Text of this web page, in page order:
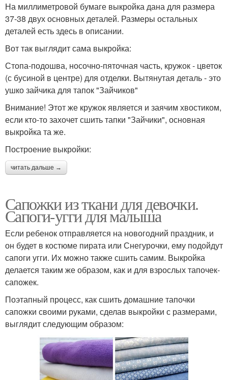
На миллиметровой бумаге выкройка дана для размера
37-38 двух основных деталей. Размеры остальных
деталей есть здесь в описании.
Вот так выглядит сама выкройка:
Стопа-подошва, носочно-пяточная часть, кружок - цветок
(с бусиной в центре) для отделки. Вытянутая деталь - это
ушко зайчика для тапок "Зайчиков"
Внимание! Этот же кружок является и заячим хвостиком,
если кто-то захочет сшить тапки "Зайчики", основная
выкройка та же.
Построение выкройки:
читать дальше →
Сапожки из ткани для девочки.
Сапоги-угги для малыша
Если ребенок отправляется на новогодний праздник, и
он будет в костюме пирата или Снегурочки, ему подойдут
сапоги угги. Их можно также сшить самим. Выкройка
делается таким же образом, как и для взрослых тапочек-
сапожек.
Поэтапный процесс, как сшить домашние тапочки
сапожки своими руками, сделав выкройки с размерами,
выглядит следующим образом: